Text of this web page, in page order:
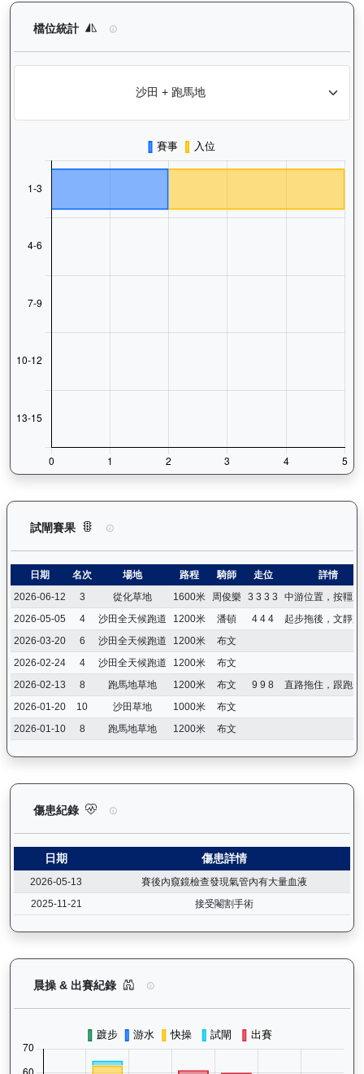
檔位統計 浪漫鬥士（L240）— 檔位統計分析：查看馬匹
試閘賽果 浪漫鬥士（L240）— 試閘賽果紀錄：查看馬匹
日期 名次 場地 路程 騎師 走位
詳情
2026-06-12
3 從化草地 1600米 周俊樂 3 3 3 3
中游位置，按韁
2026-05-05
4 沙田全天候跑道 1200米 潘頓 4 4 4
起步拖後，文靜
2026-03-20
6 沙田全天候跑道 1200米
布文
2026-02-24
4 沙田全天候跑道 1200米
布文
2026-02-13
8 跑馬地草地 1200米 布文 9 9 8
直路拖住，跟跑
2026-01-20
10 沙田草地 1000米
布文
2026-01-10
8 跑馬地草地 1200米 布文
傷患紀錄 浪漫鬥士（L240）— 傷患紀錄：查看馬匹完整
日期 傷患詳情
2026-05-13
賽後內窺鏡檢查發現氣管內有大量血液
2025-11-21
接受閹割手術
晨操 & 出賽紀錄 浪漫鬥士（L240）— 晨操及出賽紀錄圖